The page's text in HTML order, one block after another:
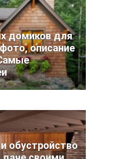
домиков для
описание
обустройство